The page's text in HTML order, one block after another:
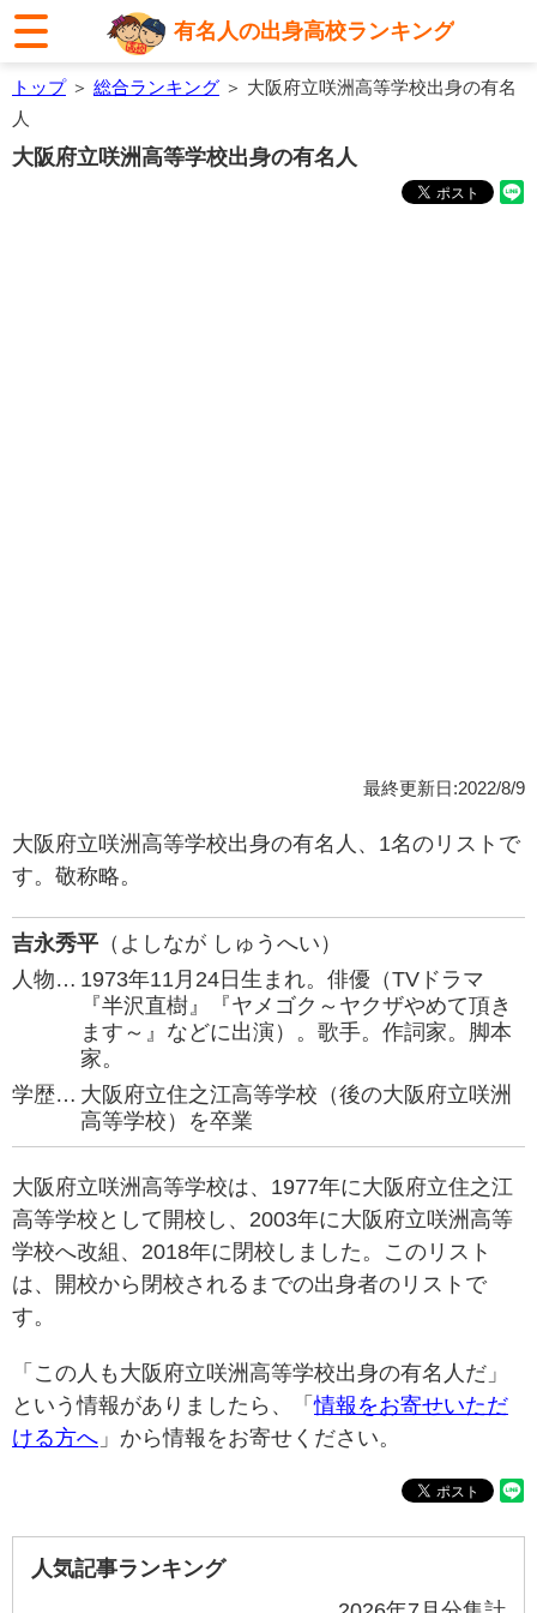
有名人の出身高校ランキング
トップ＞ 総合ランキング ＞ 大阪府立咲洲高等学校出身の有名
人
大阪府立咲洲高等学校出身の有名人
最終更新日:2022/8/9
大阪府立咲洲高等学校出身の有名人、1名のリストで
す。敬称略。
吉永秀平 （よしなが しゅうへい）
人物… 1973年11月24日生まれ。俳優（TVドラマ
『半沢直樹』『ヤメゴク～ヤクザやめて頂き
ます～』などに出演）。歌手。作詞家。脚本
家。
学歴… 大阪府立住之江高等学校（後の大阪府立咲洲
高等学校）を卒業
大阪府立咲洲高等学校は、1977年に大阪府立住之江
高等学校として開校し、2003年に大阪府立咲洲高等
学校へ改組、2018年に閉校しました。このリスト
は、開校から閉校されるまでの出身者のリストで
す。
「この人も大阪府立咲洲高等学校出身の有名人だ」
という情報がありましたら、「情報をお寄せいただ
ける方へ 」から情報をお寄せください。
人気記事ランキング